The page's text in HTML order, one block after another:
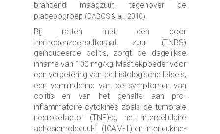
brandend maagzuur, tegenover de
placebogroep (DABOS & al., 2010).
Bij ratten met een door
trinitrobenzeensulfonaat zuur (TNBS)
geïnduceerde colitis, zorgt de dagelijkse
inname van 100 mg/kg Mastiekpoeder voor
een verbetering van de histologische letsels,
een vermindering van de symptomen van
colitis en van het gehalte aan pro-
inflammatoire cytokines zoals de tumorale
necrosefactor (TNF)-α, het intercellulaire
adhesiemolecuul-1 (ICAM-1) en interleukine-